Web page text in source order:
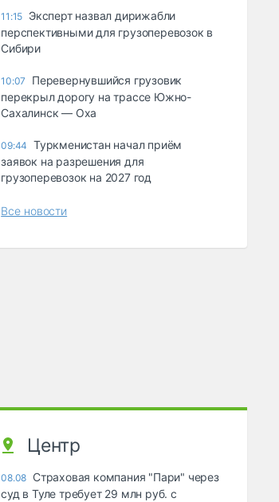
11:15 Эксперт назвал дирижабли
перспективными для грузоперевозок в
Сибири
10:07
Перевернувшийся грузовик
перекрыл дорогу на трассе Южно-
Сахалинск — Оха
09:44
Туркменистан начал приём
заявок на разрешения для
грузоперевозок на 2027 год
Все новости
Центр
08.08 Страховая компания "Пари" через
суд в Туле требует 29 млн руб. с